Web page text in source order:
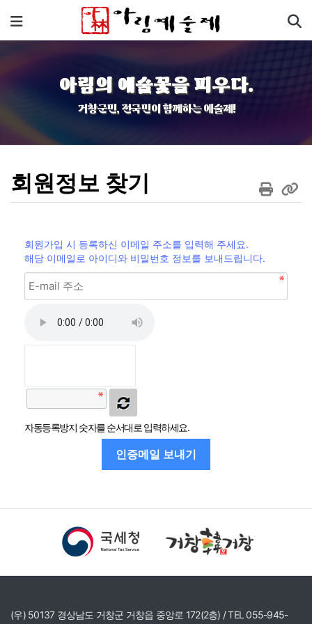
메뉴
아림의 예술꽃을 피우다.
거창군민, 전국민이 함께하는 예술제!
회원정보 찾기
회원가입 시 등록하신 이메일 주소를 입력해 주세요.
해당 이메일로 아이디와 비밀번호 정보를 보내드립니다.
자동등록방지 숫자를 순서대로 입력하세요.
인증메일 보내기
(우) 50137 경상남도 거창군 거창읍 중앙로 172(2층) / TEL 055-945-